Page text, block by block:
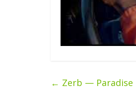
← Zerb — Paradise